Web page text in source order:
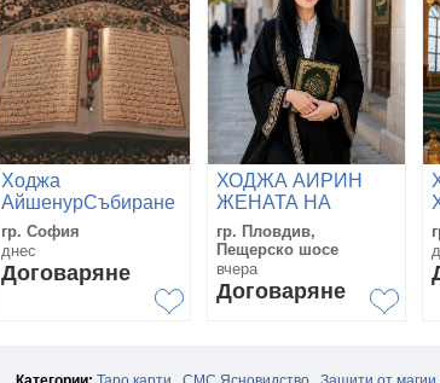
Ходжа
АйшенурСъбиране
на разделени
двойки Гарантиран
резултат на 1000%
гр. София
днес
Договаряне
ХОДЖА АИРИН
ЖЕНАТА НА
НАРОДА
гр. Пловдив,
Пещерско шосе
вчера
Договаряне